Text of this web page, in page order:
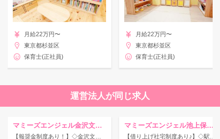
月給22万円〜
東京都杉並区
保育士(正社員)
月給22万円〜
東京都杉並区
保育士(正社員)
運営法人が同じ求人
マミーズエンジェル金沢文庫駅前保育園
【報奨金制度あり！】◇金沢文庫駅◇駅徒歩6分！独自の様々なカリキュラムを取り入れ、愛情のこもった保育を実践！
マミーズエンジェル池上保育園
【借り上げ社宅制度あり♪】◇駅チカ◎報奨金制度あり！独自の様々なカリキュラムを取り入れ、愛情のこもった保育を実践！